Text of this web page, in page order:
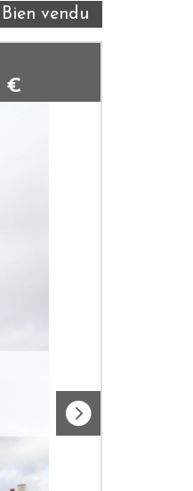
Bien vendu
€